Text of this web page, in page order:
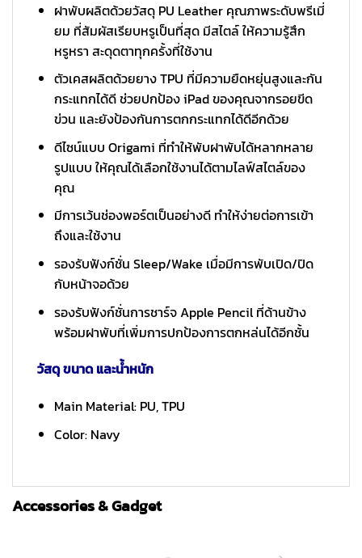
ฝาพับผลิตด้วยวัสดุ PU Leather คุณภาพระดับพรีเมี่
ยม ที่สัมผัสเรียบหรูเป็นที่สุด มีสไตล์ ให้ความรู้สึก
หรูหรา สะดุดตาทุกครั้งที่ใช้งาน
ตัวเคสผลิตด้วยยาง TPU ที่มีความยืดหยุ่นสูงและกัน
กระแทกได้ดี ช่วยปกป้อง iPad ของคุณจากรอยขีด
ข่วน และยังป้องกันการตกกระแทกได้ดีอีกด้วย
ดีไซน์แบบ Origami ที่ทำให้พับฝาพับได้หลากหลาย
รูปแบบ ให้คุณได้เลือกใช้งานได้ตามไลฟ์สไตล์ของ
คุณ
มีการเว้นช่องพอร์ตเป็นอย่างดี ทำให้ง่ายต่อการเข้า
ถึงและใช้งาน
รองรับฟังก์ชั่น Sleep/Wake เมื่อมีการพับเปิด/ปิด
กับหน้าจอด้วย
รองรับฟังก์ชั่นการชาร์จ Apple Pencil ที่ด้านข้าง
พร้อมฝาพับที่เพิ่มการปกป้องการตกหล่นได้อีกชั้น
วัสดุ ขนาด และน้ำหนัก
Main Material: PU, TPU
Color: Navy
Accessories & Gadget